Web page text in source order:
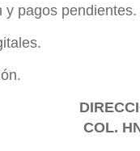
y pagos pendientes.
COL.